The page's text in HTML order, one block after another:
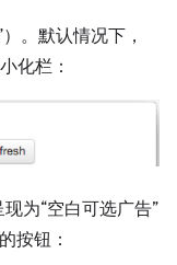
。默认情况下，
化栏：
为“空白可选广告”
按钮：